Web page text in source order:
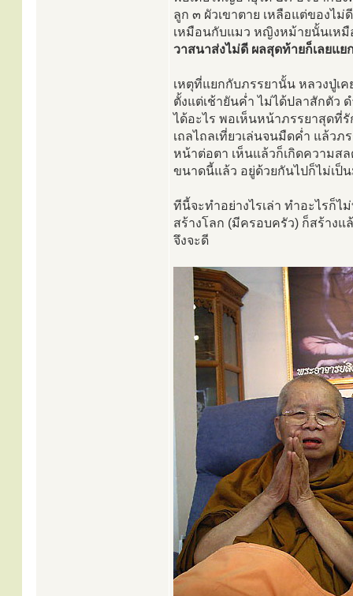
ลูก ๓ ผัวเขาตาย เหลือแต่ของไ
เหมือนกับแมว หญิงหม้ายนั้นเห
วาสนาส่งไม่ดี ผลสุดท้ายก็เลยแย
เหตุที่แยกกับภรรยานั้น หลวงปู่เ
ตั้งแต่เช้ายันค่ำ ไม่ได้ปลาสักตัว
ได้อะไร พอเห็นหน้าภรรยาสุดที่
เถลไถลเที่ยวเล่นจนมืดค่ำ แล้ว
หน้าต่อตา เห็นแล้วก็เกิดความส
ขนาดนี้แล้ว อยู่ด้วยกันไปก็ไม่เป็น
ทีนี้จะทำอย่างไรเล่า ทำอะไรก็ไ
สร้างโลก (มีครอบครัว) ก็สร้าง
จึงจะดี